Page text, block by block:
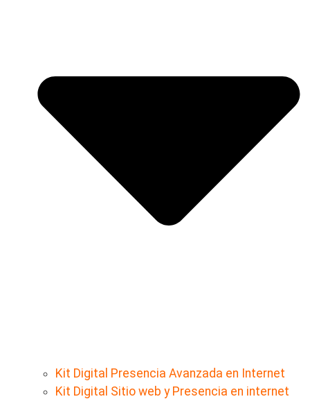
Kit Digital Presencia Avanzada en Internet
Kit Digital Sitio web y Presencia en internet